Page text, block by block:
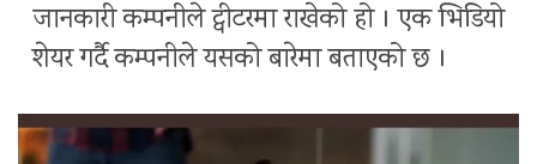
जानकारी कम्पनीले ट्वीटरमा राखेको हो । एक भिडियो
शेयर गर्दै कम्पनीले यसको बारेमा बताएको छ ।